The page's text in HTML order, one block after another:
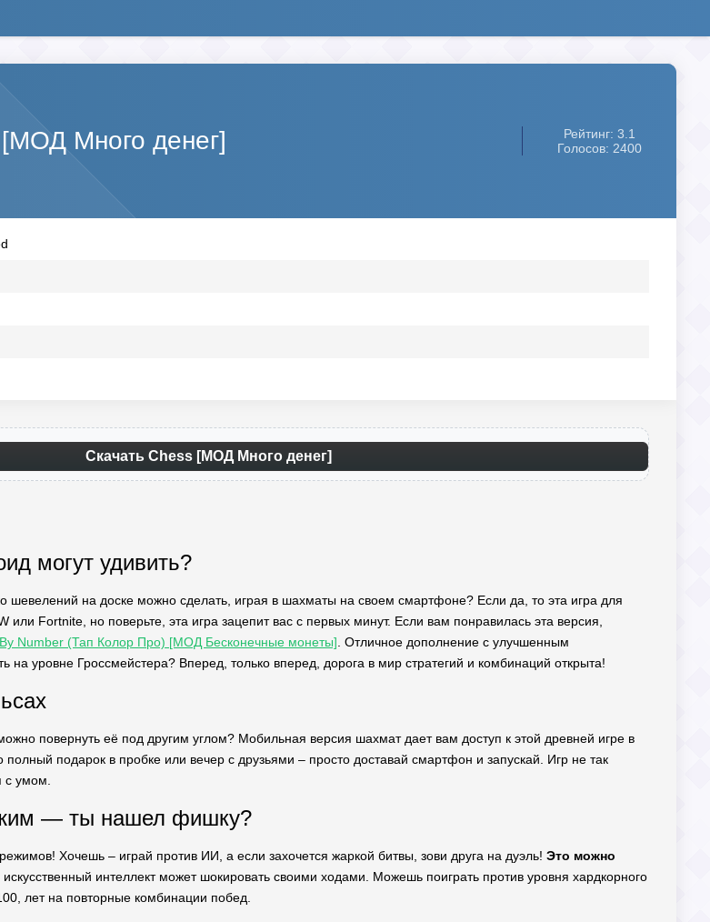
Много денег]
Рейтинг: 3.1
Голосов: 2400
Скачать Chess [МОД Много денег]
могут удивить?
шевелений на доске можно сделать, играя в шахматы на своем смартфоне? Если да, то эта игра для
Fortnite, но поверьте, эта игра зацепит вас с первых минут. Если вам понравилась эта версия,
Number (Тап Колор Про) [МОД Бесконечные монеты] . Отличное дополнение с улучшенным
на уровне Гроссмейстера? Вперед, только вперед, дорога в мир стратегий и комбинаций открыта!
повернуть её под другим углом? Мобильная версия шахмат дает вам доступ к этой древней игре в
подарок в пробке или вечер с друзьями – просто доставай смартфон и запускай. Игр не так
с умом.
— ты нашел фишку?
Хочешь – играй против ИИ, а если захочется жаркой битвы, зови друга на дуэль! Это можно
интеллект может шокировать своими ходами. Можешь поиграть против уровня хардкорного
лет на повторные комбинации побед.